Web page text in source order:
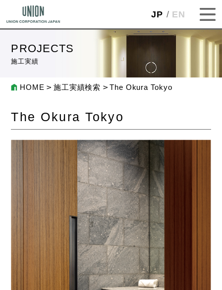
JP EN
PROJECTS
施工実績
HOME 施工実績検索 The Okura Tokyo
The Okura Tokyo